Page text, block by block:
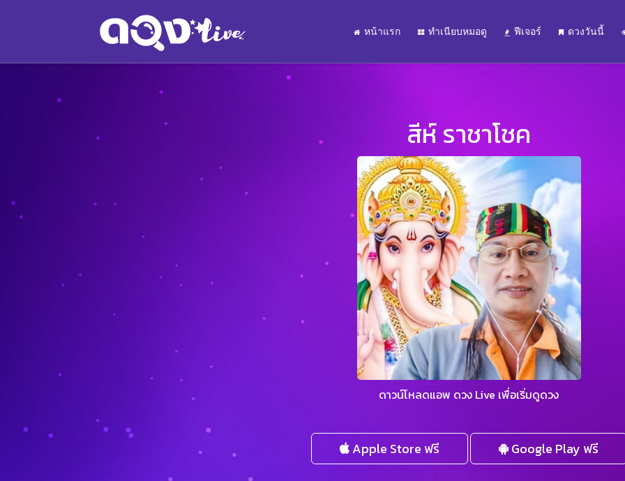
หน้าแรก ทำเนียบหมอดู ฟีเจอร์ ดวงวันนี้
สีห์ ราชาโชค
ดาวน์โหลดแอพ ดวง Live เพื่อเริ่มดูดวง
Apple Store ฟรี Google Play ฟรี